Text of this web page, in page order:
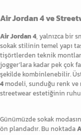
Air Jordan 4 ve
Air Jordan 4, yalnızca bir
sokak stilinin temel yapı
tişörtlerden teknik
jogger’lara kadar pek çok
şekilde kombinlenebilir.
4modeli, sunduğu renk
streetwear estetiğinin
Günümüzde sokak
ön plandadır. Bu noktada